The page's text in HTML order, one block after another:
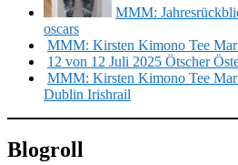
MMM:
oscars
MMM: Kirsten Kimono Tee
12 von 12 Juli 2025 Ötscher
MMM: Kirsten Kimono Tee
Dublin Irishrail
Blogroll